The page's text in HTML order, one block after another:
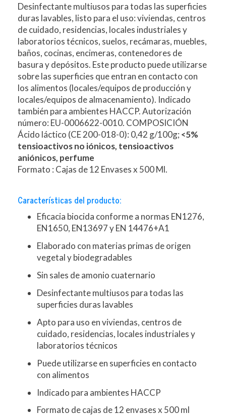
Desinfectante multiusos para todas las superficies
duras lavables, listo para el uso: viviendas, centros
de cuidado, residencias, locales industriales y
laboratorios técnicos, suelos, recámaras, muebles,
baños, cocinas, encimeras, contenedores de
basura y depósitos. Este producto puede utilizarse
sobre las superficies que entran en contacto con
los alimentos (locales/equipos de producción y
locales/equipos de almacenamiento). Indicado
también para ambientes HACCP. Autorización
número: EU-0006622-0010. COMPOSICIÓN
Ácido láctico (CE 200-018-0): 0,42 g/100g; <5%
tensioactivos no iónicos, tensioactivos
aniónicos, perfume
Formato : Cajas de 12 Envases x 500 Ml.
Características del producto:
Eficacia biocida conforme a normas EN1276,
EN1650, EN13697 y EN 14476+A1
Elaborado con materias primas de origen
vegetal y biodegradables
Sin sales de amonio cuaternario
Desinfectante multiusos para todas las
superficies duras lavables
Apto para uso en viviendas, centros de
cuidado, residencias, locales industriales y
laboratorios técnicos
Puede utilizarse en superficies en contacto
con alimentos
Indicado para ambientes HACCP
Formato de cajas de 12 envases x 500 ml